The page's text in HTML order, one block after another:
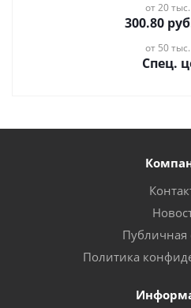
от 20
300.80
от 50
Спец.
Публичная
Политика